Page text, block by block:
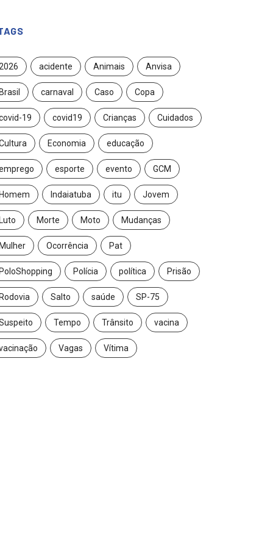
acidente Animais Anvisa
Brasil carnaval Caso Copa
19 covid19 Crianças Cuidados
Economia educação
esporte evento GCM
Homem Indaiatuba itu Jovem
Luto Morte Moto Mudanças
Mulher Ocorrência Pat
PoloShopping Polícia política Prisão
Rodovia Salto saúde SP-75
Tempo Trânsito vacina
Vagas Vítima